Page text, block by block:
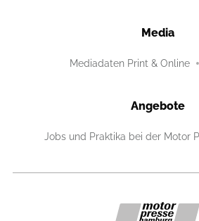
Media
Mediadaten Print & Online
Angebote
Jobs und Praktika bei der Motor